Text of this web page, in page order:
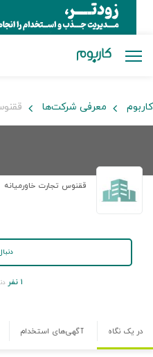
کاربوم معرفی شرکت‌ها
ققنوس تجارت خاورمیانه
۱ نفر
در یک نگاه آگهی‌های استخدام